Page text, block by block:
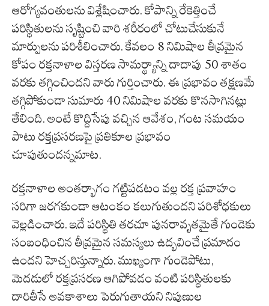
ఆరోగ్యవంతులను విశ్లేషించారు. కోపాన్ని రేకెత్తించే
పరిస్థితులను సృష్టించి వారి శరీరంలో చోటుచేసుకునే
మార్పులను పరిశీలించారు. కేవలం 8 నిమిషాల తీవ్రమైన
కోపం రక్తనాళాల విస్తరణ సామర్థ్యాన్ని దాదాపు 50 శాతం
వరకు తగ్గించిందని వారు గుర్తించారు. ఈ ప్రభావం తక్షణమే
తగ్గిపోకుండా సుమారు 40 నిమిషాల వరకు కొనసాగినట్లు
తేలింది. అంటే కొద్దిసేపు వచ్చిన ఆవేశం, గంట సమయం
పాటు రక్తప్రసరణపై ప్రతికూల ప్రభావం
చూపుతుందన్నమాట.
రక్తనాళాల అంతర్భాగం గట్టిపడటం వల్ల రక్త ప్రవాహం
సరిగా జరగకుండా ఆటంకం కలుగుతుందని పరిశోధకులు
వెల్లడించారు. ఇదే పరిస్థితి తరచూ పునరావృతమైతే గుండెకు
సంబంధించిన తీవ్రమైన సమస్యలు ఉద్భవించే ప్రమాదం
ఉందని హెచ్చరిస్తున్నారు. ముఖ్యంగా గుండెపోటు,
మెదడులో రక్తప్రసరణ ఆగిపోవడం వంటి పరిస్థితులకు
దారితీసే అవకాశాలు పెరుగుతాయని నిపుణుల